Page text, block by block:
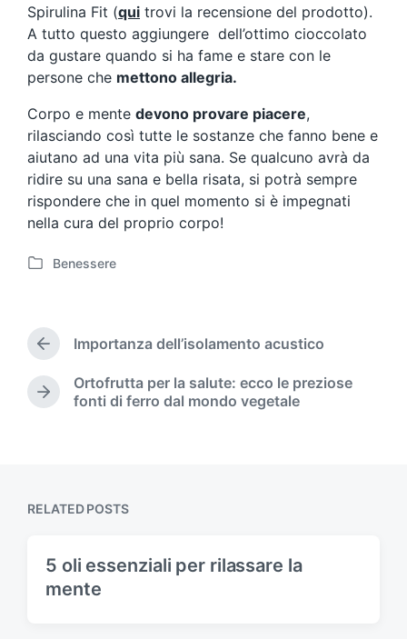
Spirulina Fit (qui trovi la recensione del prodotto).
A tutto questo aggiungere dell’ottimo cioccolato
da gustare quando si ha fame e stare con le
persone che mettono allegria.
Corpo e mente devono provare piacere,
rilasciando così tutte le sostanze che fanno bene e
aiutano ad una vita più sana. Se qualcuno avrà da
ridire su una sana e bella risata, si potrà sempre
rispondere che in quel momento si è impegnati
nella cura del proprio corpo!
P
e
i
n
Benessere
P
e
v
o
:
Importanza dell’isolamento acustico
N
s
Ortofrutta per la salute: ecco le preziose
fonti di ferro dal mondo vegetale
RELATED POSTS
5 oli essenziali per rilassare la
mente